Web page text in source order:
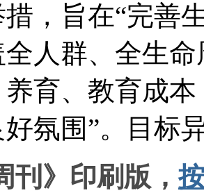
，旨在“完善
人群、全生
育、教育成
氛围”。目标
刊》印刷版，